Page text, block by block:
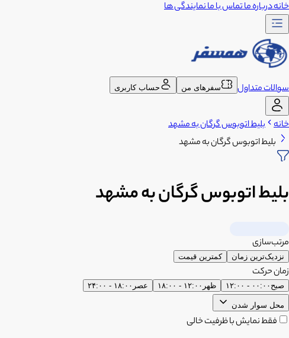
خانهدرباره ماتماس با مانمایندگی ها
سوالات متداول سفرهای من حساب کاربری
خانه بلیط اتوبوس گرگان به مشهد
بلیط اتوبوس گرگان به مشهد
بلیط اتوبوس گرگان به مشهد
مرتب‌سازی
نزدیک‌ترین زمان کمترین قیمت
زمان حرکت
صبح ۰۰:۰۰ - ۱۲:۰۰ ظهر ۱۲:۰۰ - ۱۸:۰۰ عصر ۱۸:۰۰ - ۲۴:۰۰
محل سوار شدن
فقط نمایش با ظرفیت خالی